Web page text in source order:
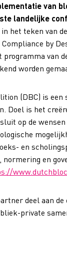
van
landelijke
het teken van
by
van
worden
(DBC) is
is het
op de wensen
en
en
deel aan
private